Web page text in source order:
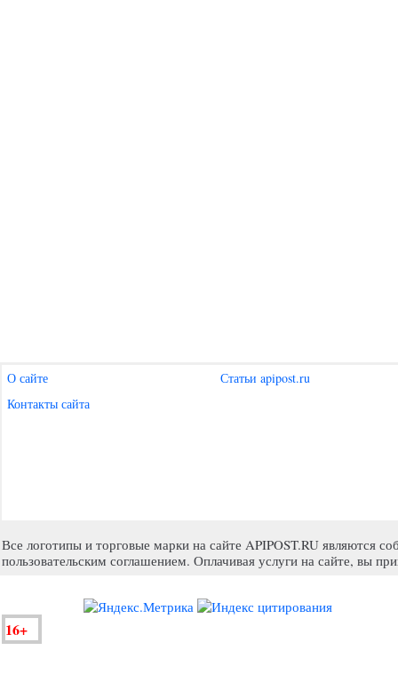
О сайте
Статьи apipost.ru
Контакты сайта
Все логотипы и торговые марки на сайте APIPOST.RU являются
пользовательским соглашением. Оплачивая услуги на сайте, вы
16+